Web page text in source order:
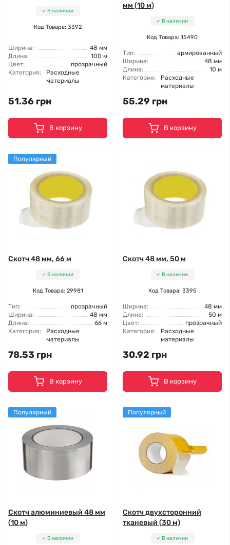
В наличии
Код Товара: 3392
Ширина:
48 мм
Длина:
100 м
Цвет:
прозрачный
Категория:
Расходные
материалы
51.36 грн
В корзину
мм (10 м)
В наличии
Код Товара: 15490
Тип:
армированный
Ширина:
48 мм
Длина:
10 м
Категория:
Расходные
материалы
55.29 грн
В корзину
Популярный
Скотч 48 мм, 66 м
В наличии
Код Товара: 29981
Тип:
прозрачный
Ширина:
48 мм
Длина:
66 м
Категория:
Расходные
материалы
78.53 грн
В корзину
Скотч 48 мм, 50 м
В наличии
Код Товара: 3395
Ширина:
48 мм
Длина:
50 м
Цвет:
прозрачный
Категория:
Расходные
материалы
30.92 грн
В корзину
Популярный
Скотч алюминиевый 48 мм
(10 м)
В наличии
Популярный
Скотч двухсторонний
тканевый (30 м)
В наличии